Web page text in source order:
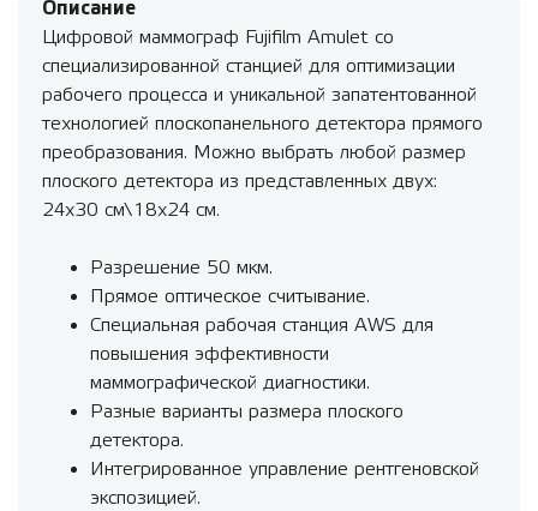
Описание
Цифровой маммограф Fujifilm Amulet со
специализированной станцией для оптимизации
рабочего процесса и уникальной запатентованной
технологией плоскопанельного детектора прямого
преобразования. Можно выбрать любой размер
плоского детектора из представленных двух:
24х30 см\18х24 см.
Разрешение 50 мкм.
Прямое оптическое считывание.
Специальная рабочая станция AWS для
повышения эффективности
маммографической диагностики.
Разные варианты размера плоского
детектора.
Интегрированное управление рентгеновской
экспозицией.